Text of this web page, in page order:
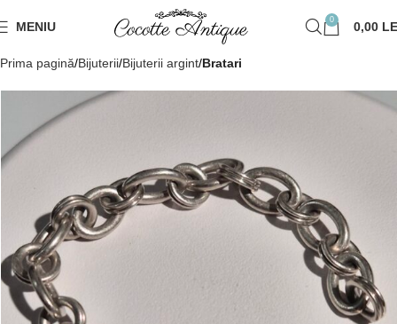
MENIU 0 0,00
Prima pagină Bijuterii Bijuterii argint Bratari